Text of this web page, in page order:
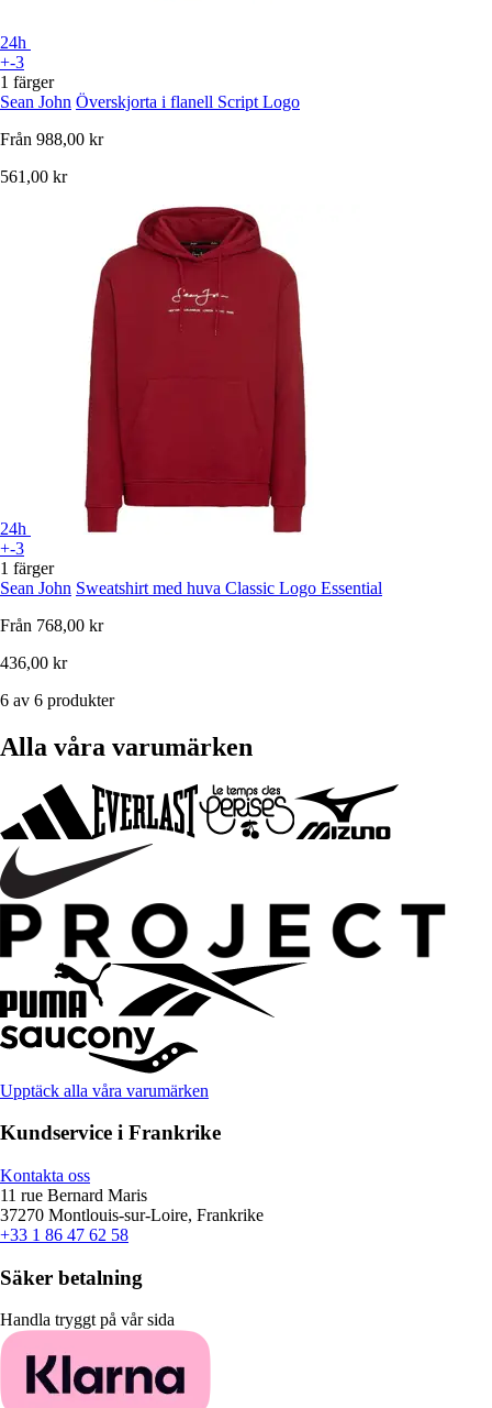
24h
+-3
1 färger
Sean John Överskjorta i flanell Script Logo
Från 988,00 kr
561,00 kr
24h
+-3
1 färger
Sean John Sweatshirt med huva Classic Logo Essential
Från 768,00 kr
436,00 kr
6 av 6 produkter
Alla våra varumärken
Upptäck alla våra varumärken
Kundservice i Frankrike
Kontakta oss
11 rue Bernard Maris
37270 Montlouis-sur-Loire, Frankrike
+33 1 86 47 62 58
Säker betalning
Handla tryggt på vår sida